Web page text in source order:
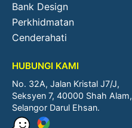
Bank Design
Perkhidmatan
Cenderahati
HUBUNGI KAMI
No. 32A, Jalan Kristal J7/J,
Seksyen 7, 40000 Shah Alam,
Selangor Darul Ehsan.